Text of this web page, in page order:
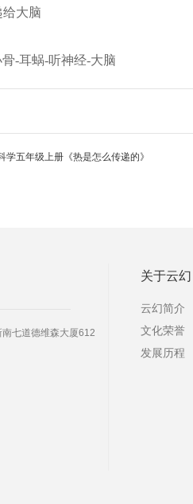
给大脑
-耳蜗-听神经-大脑
学五年级上册《热是怎么传递的》
七道德维森大厦612
关于云幻
云幻简介
文化荣誉
发展历程